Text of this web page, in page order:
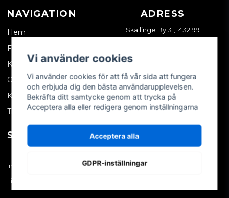
NAVIGATION
Hem
Företagskund
Kontakta oss
Om oss
Köpvillkor
Tips & trix
ADRESS
Skällinge By 31, 432 99
Skällinge
SOCIALA MEDIER
Facebook
Instagram
TikTok
MITT KONTO
Skapa konto
Vi använder cookies
Vi använder cookies för att få vår sida att fungera
och erbjuda dig den bästa användarupplevelsen.
Bekräfta ditt samtycke genom att trycka på
Acceptera alla eller redigera genom inställningarna
Acceptera alla
GDPR-inställningar